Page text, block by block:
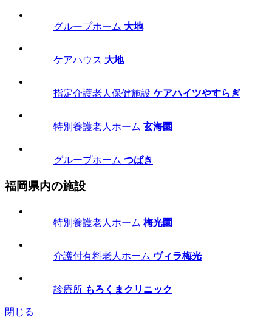
グループホーム 大地
ケアハウス 大地
指定介護老人保健施設 ケアハイツやすらぎ
特別養護老人ホーム 玄海園
グループホーム つばき
福岡県内の施設
特別養護老人ホーム 梅光園
介護付有料老人ホーム ヴィラ梅光
診療所 もろくまクリニック
閉じる